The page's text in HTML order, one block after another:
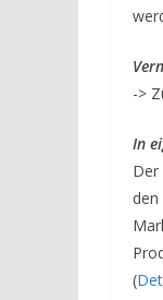
V
->
In
(